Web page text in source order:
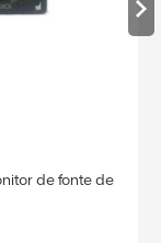
de fonte de